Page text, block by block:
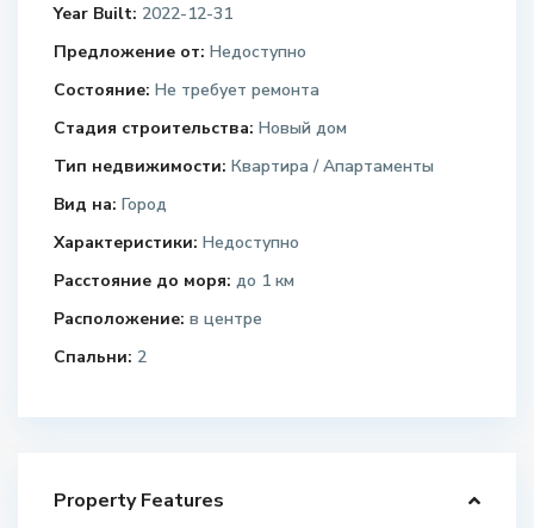
Year Built: 2022-12-31
Предложение от: Недоступно
Состояние: Не требует ремонта
Стадия строительства: Новый дом
Тип недвижимости: Квартира / Апартаменты
Вид на: Город
Характеристики: Недоступно
Расстояние до моря: до 1 км
Расположение: в центре
Спальни: 2
Property Features